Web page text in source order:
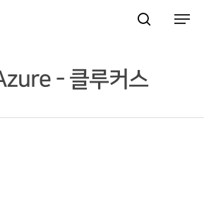
to close- 클루커스